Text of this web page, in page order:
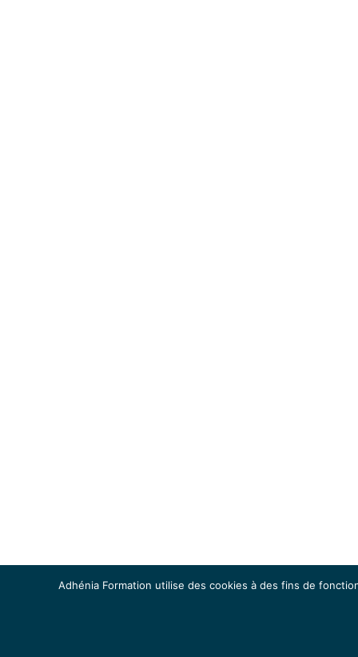
Adhénia Formation utilise des cookies à des fins de